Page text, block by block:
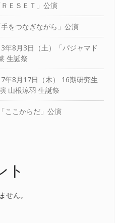
ＥＳＥＴ」公演
をつなぎながら」公演
年8月3日（土）「パジャマド
生誕祭
年8月17日（木） 16期研究生
山根涼羽 生誕祭
ここからだ」公演
ト
せん。